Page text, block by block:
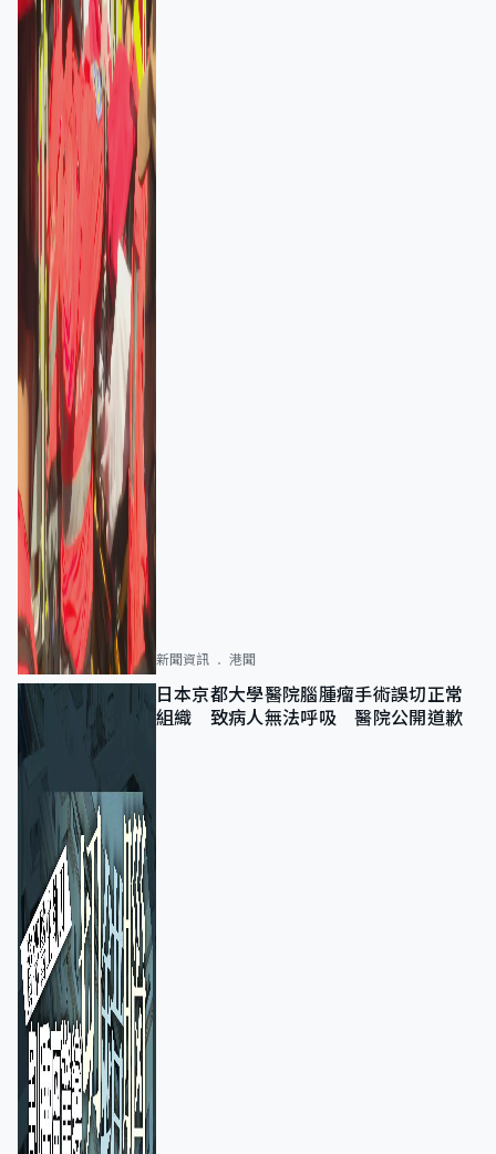
新聞資訊 港聞
日本京都大學醫院腦腫瘤手術誤切正常
組織 致病人無法呼吸 醫院公開道歉